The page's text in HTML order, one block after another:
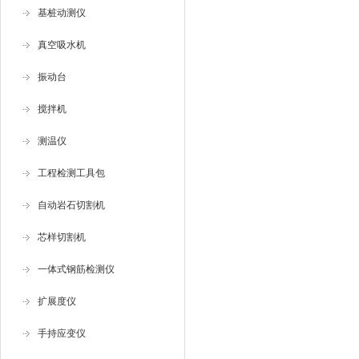
基桩动测仪
真空吸水机
振动台
搅拌机
测温仪
工程检测工具包
自动岩石切割机
芯样切割机
一体式钢筋检测仪
扩展度仪
手持应变仪